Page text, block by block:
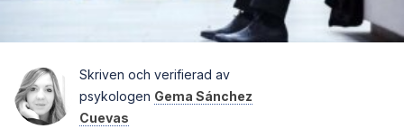
Skriven och verifierad av
psykologen Gema Sánchez
Cuevas